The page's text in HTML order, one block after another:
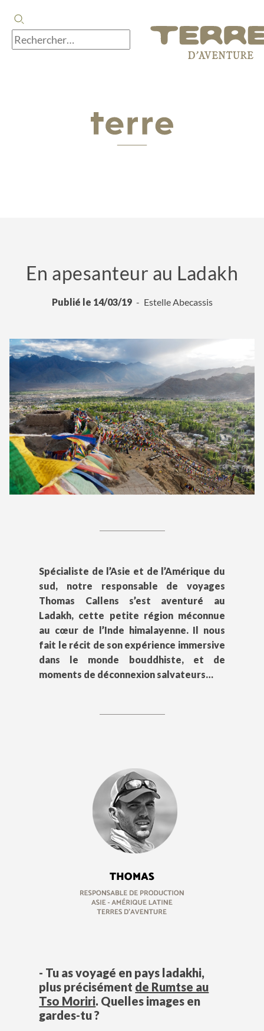
En apesanteur au Ladakh
Publié le 14/03/19 Estelle Abecassis
Spécialiste de l’Asie et de l’Amérique du
sud, notre responsable de voyages
Thomas Callens s’est aventuré au
Ladakh, cette petite région méconnue
au cœur de l’Inde himalayenne. Il nous
fait le récit de son expérience immersive
dans le monde bouddhiste, et de
moments de déconnexion salvateurs…
- Tu as voyagé en pays ladakhi,
plus précisément de Rumtse au
Tso Moriri. Quelles images en
gardes-tu ?